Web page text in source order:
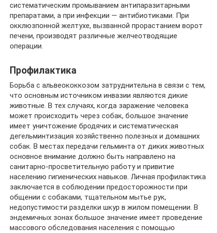
систематическим промыванием антипаразитарными
препаратами, а при инфекции — антибиотиками. При
окклюзпонной желтухе, вызванной прорастанием ворот
печени, производят различные желчеотводящие
операции.
Профилактика
Борьба с альвеококкозом затруднительна в связи с тем,
что основным источником инвазии являются дикие
животные. В тех случаях, когда заражение человека
может происходить через собак, большое значение
имеет уничтожение бродячих и систематическая
дегельминтизация хозяйственно полезных и домашних
собак. В местах передачи гельминта от диких животных
основное внимание должно быть направлено на
санитарно-просветительную работу и привитие
населению гигиенических навыков. Личная профилактика
заключается в соблюдении предосторожности при
общении с собаками, тщательном мытье рук,
недопустимости разделки шкур в жилом помещении. В
эндемичных зонах большое значение имеет проведение
массового обследования населения с помощью